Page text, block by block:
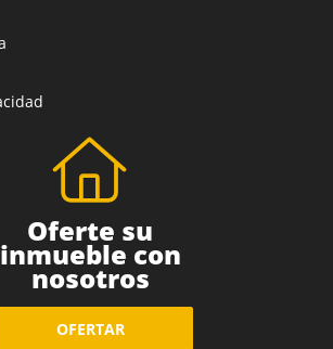
Oferte su
inmueble con
nosotros
OFERTAR